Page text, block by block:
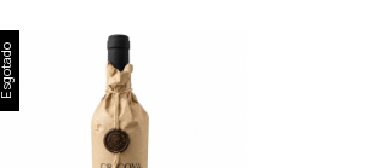
Esgotado